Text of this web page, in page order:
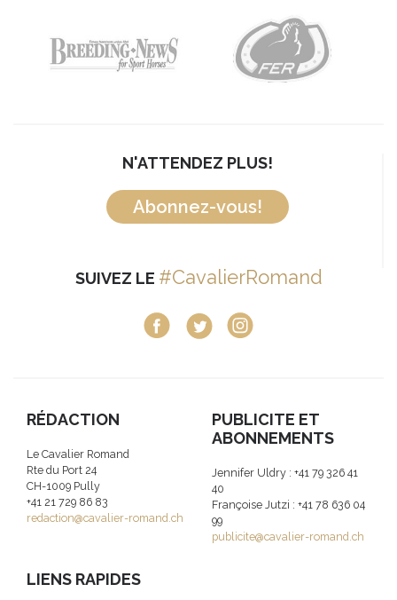
N'ATTENDEZ PLUS!
Abonnez-vous!
SUIVEZ LE #CavalierRomand
RÉDACTION
Le Cavalier Romand
Rte du Port 24
CH-1009 Pully
+41 21 729 86 83
redaction@cavalier-romand.ch
PUBLICITE ET
ABONNEMENTS
Jennifer Uldry : +41 79 326 41
40
Françoise Jutzi : +41 78 636 04
99
publicite@cavalier-romand.ch
LIENS RAPIDES